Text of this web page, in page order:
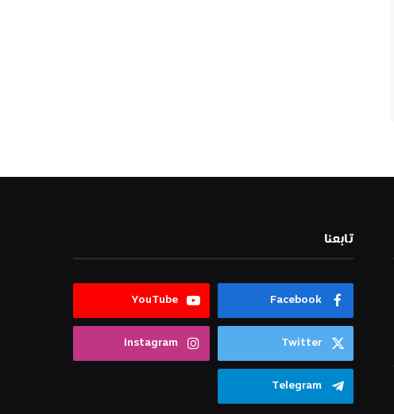
تابعنا
Facebook
YouTube
Twitter
Instagram
Telegram